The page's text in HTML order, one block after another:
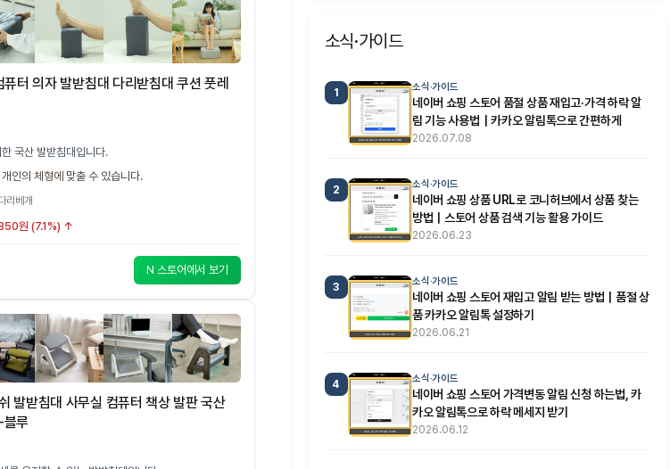
터 의자 발받침대 다리받침대 쿠션 풋레
국산 발받침대입니다.
인의 체형에 맞출 수 있습니다.
리베개
원 (7.1%) ↑
N 스토어에서 보기
발받침대 사무실 컴퓨터 책상 발판 국산
블루
소식·가이드
1 소식·가이드
네이버 쇼핑 스토어 품절 상품 재입고·가격 하락 알
림 기능 사용법｜카카오 알림톡으로 간편하게
2026.07.08
2 소식·가이드
네이버 쇼핑 상품 URL로 코니허브에서 상품 찾는
방법｜스토어 상품 검색 기능 활용 가이드
2026.06.23
3 소식·가이드
네이버 쇼핑 스토어 재입고 알림 받는 방법｜품절 상
품 카카오 알림톡 설정하기
2026.06.21
4 소식·가이드
네이버 쇼핑 스토어 가격변동 알림 신청 하는법, 카
카오 알림톡으로 하락 메세지 받기
2026.06.12